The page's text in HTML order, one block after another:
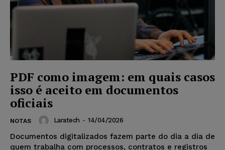
PDF como imagem: em quais casos
isso é aceito em documentos
oficiais
NOTAS Laratech - 14/04/2026
Documentos digitalizados fazem parte do dia a dia de
quem trabalha com processos, contratos e registros